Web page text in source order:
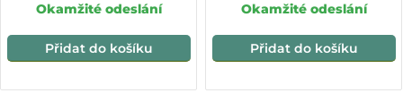
Okamžité odeslání
Přidat do košíku
Okamžité odeslání
Přidat do košíku